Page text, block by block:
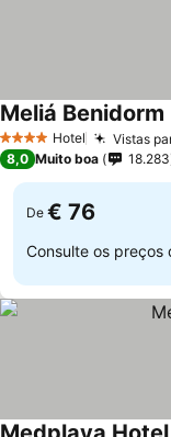
4 EstrelasHotel Vistas
Meliá Benidorm
8,0 Muito boa 18.283
De € 76
Consulte os preços